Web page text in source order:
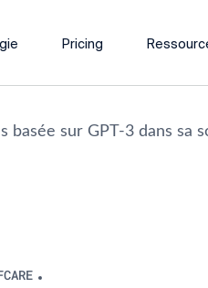
Pricing
sur GPT-3 dans sa